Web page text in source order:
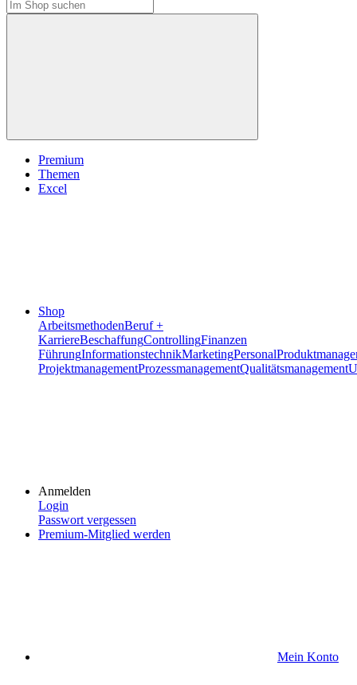
Premium
Themen
Excel
Shop
ArbeitsmethodenBeruf +
KarriereBeschaffungControllingFinanzen
FührungInformationstechnikMarketingPersonal
ProjektmanagementProzessmanagementQualitätsmanagement
Anmelden
Login
Passwort vergessen
Premium-Mitglied werden
Mein Konto